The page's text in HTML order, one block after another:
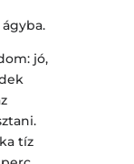
jó,
tíz